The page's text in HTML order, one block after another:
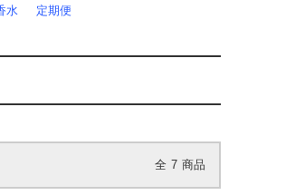
水 定期便
全 7 商品